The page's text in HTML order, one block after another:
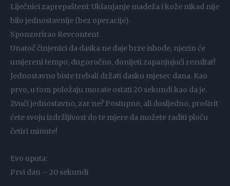
Liječnici zaprepašteni: Uklanjanje madeža i kože nikad nije
bilo jednostavnije (bez operacije)
Sponzorirao Revcontent
Unatoč činjenici da daska ne daje brze ishode, njezin će
umjereni tempo, dugoročno, donijeti zapanjujući rezultat!
Jednostavno biste trebali držati dasku mjesec dana. Kao
prvo, u tom položaju morate ostati 20 sekundi kao da je.
Zvuči jednostavno, zar ne? Postupno, ali dosljedno, proširit
ćete svoju izdržljivost do te mjere da možete raditi ploču
četiri minute!
Evo uputa:
Prvi dan – 20 sekundi